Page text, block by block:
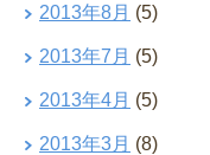
2013年8月 (5)
2013年7月 (5)
2013年4月 (5)
2013年3月 (8)